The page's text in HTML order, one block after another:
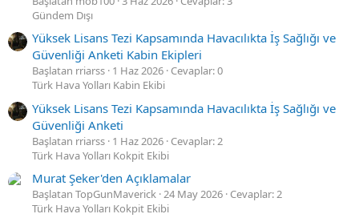
Gündem Dışı
Yüksek Lisans Tezi Kapsamında Havacılıkta İş Sağlığı ve
Güvenliği Anketi Kabin Ekipleri
Başlatan rriarss 1 Haz 2026 Cevaplar: 0
Türk Hava Yolları Kabin Ekibi
Yüksek Lisans Tezi Kapsamında Havacılıkta İş Sağlığı ve
Güvenliği Anketi
Başlatan rriarss 1 Haz 2026 Cevaplar: 2
Türk Hava Yolları Kokpit Ekibi
Murat Şeker'den Açıklamalar
Başlatan TopGunMaverick 24 May 2026 Cevaplar: 2
Türk Hava Yolları Kokpit Ekibi